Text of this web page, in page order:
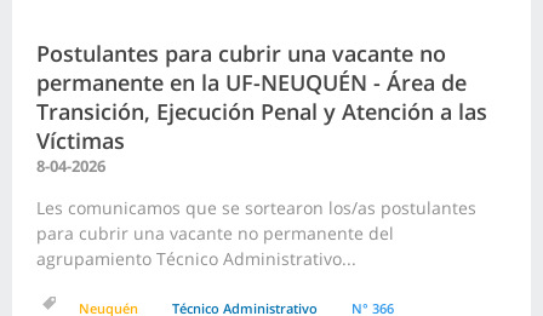
Postulantes para cubrir una vacante no
permanente en la UF-NEUQUÉN - Área de
Transición, Ejecución Penal y Atención a las
Víctimas
8-04-2026
Les comunicamos que se sortearon los/as postulantes
para cubrir una vacante no permanente del
agrupamiento Técnico Administrativo...
Neuquén Técnico Administrativo N° 366